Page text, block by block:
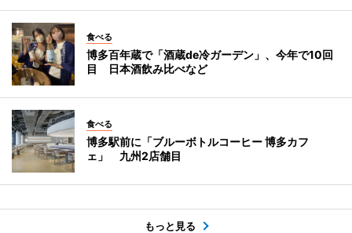
食べる
博多百年蔵で「酒蔵de冷ガーデン」、今年で10回
目 日本酒飲み比べなど
食べる
博多駅前に「ブルーボトルコーヒー 博多カフ
ェ」 九州2店舗目
もっと見る